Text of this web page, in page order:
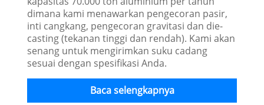
dimana kami menawarkan pengecoran pasir,
inti cangkang, pengecoran gravitasi dan die-
casting (tekanan tinggi dan rendah). Kami akan
senang untuk mengirimkan suku cadang
sesuai dengan spesifikasi Anda.
Baca selengkapnya